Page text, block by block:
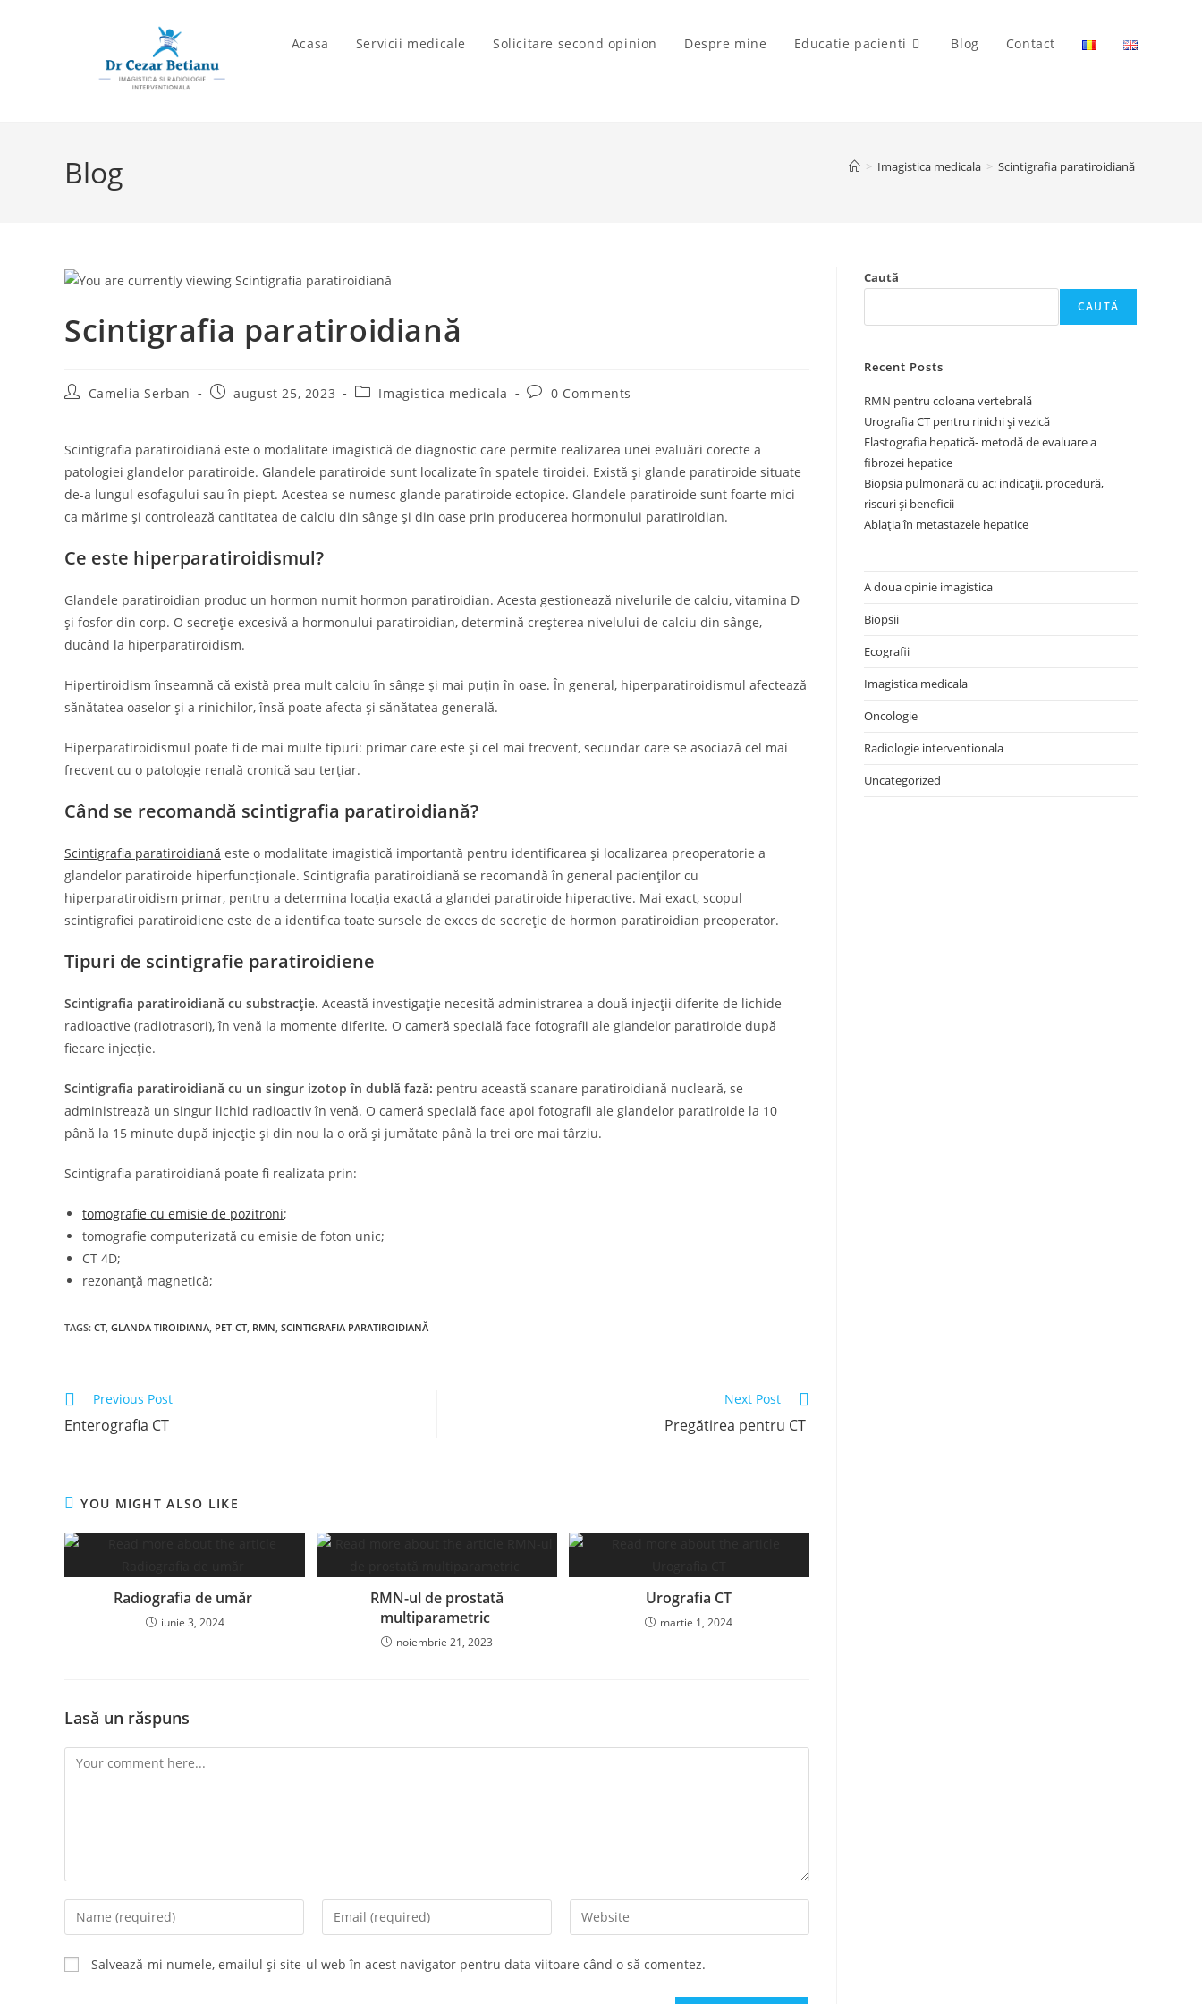
Acasa Servicii medicale Solicitare second opinion Despre mine Educatie pacienti Blog Contact
Blog > Imagistica medicala > Scintigrafia paratiroidiană
Scintigrafia paratiroidiană
PostCamelia Serban
Postaugust 25, 2023
PostImagistica medicala
Post0 Comments
Scintigrafia paratiroidiană este o modalitate imagistică de diagnostic care permite realizarea unei evaluări corecte a
patologiei glandelor paratiroide. Glandele paratiroide sunt localizate în spatele tiroidei. Există și glande paratiroide situate
de-a lungul esofagului sau în piept. Acestea se numesc glande paratiroide ectopice. Glandele paratiroide sunt foarte mici
ca mărime și controlează cantitatea de calciu din sânge și din oase prin producerea hormonului paratiroidian.
Ce este hiperparatiroidismul?
Glandele paratiroidian produc un hormon numit hormon paratiroidian. Acesta gestionează nivelurile de calciu, vitamina D
și fosfor din corp. O secreție excesivă a hormonului paratiroidian, determină creșterea nivelului de calciu din sânge,
ducând la hiperparatiroidism.
Hipertiroidism înseamnă că există prea mult calciu în sânge și mai puțin în oase. În general, hiperparatiroidismul afectează
sănătatea oaselor și a rinichilor, însă poate afecta și sănătatea generală.
Hiperparatiroidismul poate fi de mai multe tipuri: primar care este și cel mai frecvent, secundar care se asociază cel mai
frecvent cu o patologie renală cronică sau terțiar.
Când se recomandă scintigrafia paratiroidiană?
Scintigrafia paratiroidiană este o modalitate imagistică importantă pentru identificarea și localizarea preoperatorie a
glandelor paratiroide hiperfuncționale. Scintigrafia paratiroidiană se recomandă în general pacienților cu
hiperparatiroidism primar, pentru a determina locația exactă a glandei paratiroide hiperactive. Mai exact, scopul
scintigrafiei paratiroidiene este de a identifica toate sursele de exces de secreție de hormon paratiroidian preoperator.
Tipuri de scintigrafie paratiroidiene
Scintigrafia paratiroidiană cu substracție. Această investigație necesită administrarea a două injecții diferite de lichide
radioactive (radiotrasori), în venă la momente diferite. O cameră specială face fotografii ale glandelor paratiroide după
fiecare injecție.
Scintigrafia paratiroidiană cu un singur izotop în dublă fază: pentru această scanare paratiroidiană nucleară, se
administrează un singur lichid radioactiv în venă. O cameră specială face apoi fotografii ale glandelor paratiroide la 10
până la 15 minute după injecție și din nou la o oră și jumătate până la trei ore mai târziu.
Scintigrafia paratiroidiană poate fi realizata prin:
tomografie cu emisie de pozitroni;
tomografie computerizată cu emisie de foton unic;
CT 4D;
rezonanță magnetică;
TAGS: CT GLANDA TIROIDIANA PET-CT RMN SCINTIGRAFIA PARATIROIDIANĂ
Read
articles
Previous Post
Enterografia CT
Next Post
Pregătirea pentru CT
YOU MIGHT ALSO LIKE
Radiografia de umăr
iunie 3, 2024
RMN-ul de prostată
multiparametric
noiembrie 21, 2023
Urografia CT
martie 1, 2024
Lasă un răspuns
Comment
Enter
your
name
or
Enter
your
Enter
your
Salvează-mi numele, emailul și site-ul web în acest navigator pentru data viitoare când o să comentez.
Caută
CAUTĂ
Recent Posts
RMN pentru coloana vertebrală
Urografia CT pentru rinichi și vezică
Elastografia hepatică- metodă de evaluare a
fibrozei hepatice
Biopsia pulmonară cu ac: indicații, procedură,
riscuri și beneficii
Ablația în metastazele hepatice
A doua opinie imagistica
Biopsii
Ecografii
Imagistica medicala
Oncologie
Radiologie interventionala
Uncategorized